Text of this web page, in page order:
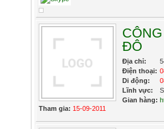
Tham gia: 15-09-2011
ĐÔ
Địa chỉ:
Điện thoại:
Di động:
Lĩnh vực:
Gian hàng: